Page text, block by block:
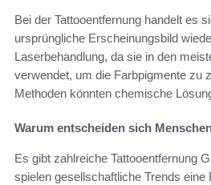
Bei der Tattooentfernung handelt es
ursprüngliche Erscheinungsbild
Laserbehandlung, da sie in den
verwendet, um die Farbpigmente zu
Methoden könnten chemische
Warum entscheiden sich
Es gibt zahlreiche Tattooentfernung
spielen gesellschaftliche Trends